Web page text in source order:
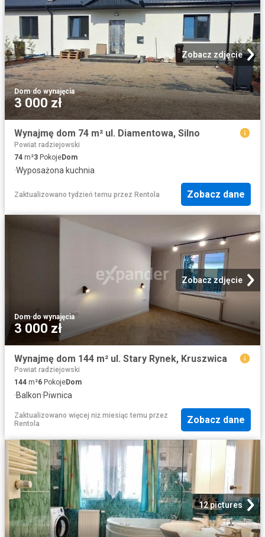
Zobacz zdjęcie
Dom·do wynajęcia
3 000 zł
Wynajmę dom 74 m² ul. Diamentowa, Silno
Powiat radziejowski
74 m²3 PokojeDom
·Wyposażona kuchnia
Zaktualizowano tydzień temu przez Rentola Zobacz dane
Zobacz zdjęcie
Dom·do wynajęcia
3 000 zł
Wynajmę dom 144 m² ul. Stary Rynek, Kruszwica
Powiat radziejowski
144 m²6 PokojeDom
·Balkon·Piwnica
Zaktualizowano więcej niż miesiąc temu przez
Rentola
Zobacz dane
12 pictures